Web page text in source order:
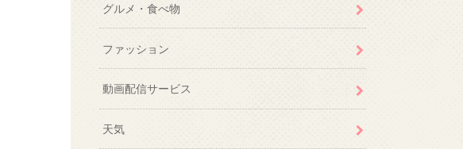
グルメ・食べ物
ファッション
動画配信サービス
天気